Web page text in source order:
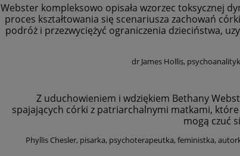
Webster kompleksowo opisała wzorzec toksycznej
proces kształtowania się scenariusza zachowań
podróż i przezwyciężyć ograniczenia dzieciństwa,
dr James Hollis,
Z uduchowieniem i wdziękiem Bethany
spajających córki z patriarchalnymi matkami,
mogą czuć
Phyllis Chesler, pisarka, psychoterapeutka, feministka,